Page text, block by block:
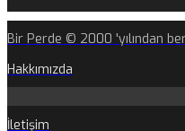
Bir Perde © 2000 'yılından
Hakkımızda
İletişim